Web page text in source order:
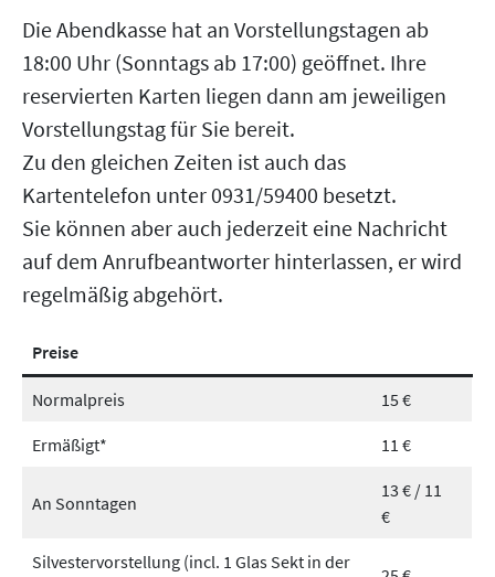
Die Abendkasse hat an Vorstellungstagen ab
18:00 Uhr (Sonntags ab 17:00) geöffnet. Ihre
reservierten Karten liegen dann am jeweiligen
Vorstellungstag für Sie bereit.
Zu den gleichen Zeiten ist auch das
Kartentelefon unter 0931/59400 besetzt.
Sie können aber auch jederzeit eine Nachricht
auf dem Anrufbeantworter hinterlassen, er wird
regelmäßig abgehört.
Preise
Normalpreis 15 €
Ermäßigt* 11 €
An Sonntagen
13 € / 11
€
Silvestervorstellung (incl. 1 Glas Sekt in der